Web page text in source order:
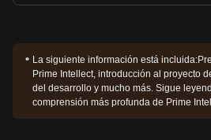
La siguiente información está incluida:
Prime Intellect, introducción al proyecto
del desarrollo y mucho más. Sigue
comprensión más profunda de Prime